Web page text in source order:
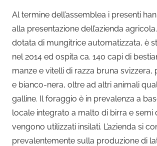
Al termine dell’assemblea i presenti
alla presentazione dell’azienda
dotata di mungitrice automatizzata, è
nel 2014 ed ospita ca. 140 capi di
manze e vitelli di razza bruna svizzera,
e bianco-nera, oltre ad altri animali
galline. Il foraggio è in prevalenza a
locale integrato a malto di birra e semi
vengono utilizzati insilati. L’azienda si
prevalentemente sulla produzione di